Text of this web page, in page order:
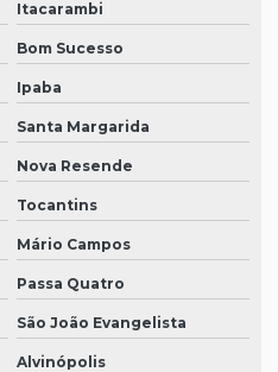
Itacarambi
Bom Sucesso
Ipaba
Santa Margarida
Nova Resende
Tocantins
Mário Campos
Passa Quatro
São João Evangelista
Alvinópolis